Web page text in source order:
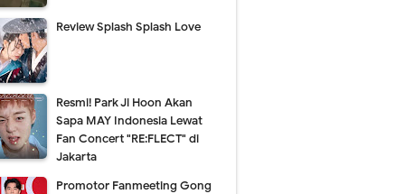
Review Splash Splash Love
Resmi! Park Ji Hoon Akan
Sapa MAY Indonesia Lewat
Fan Concert "RE:FLECT" di
Jakarta
Promotor Fanmeeting Gong